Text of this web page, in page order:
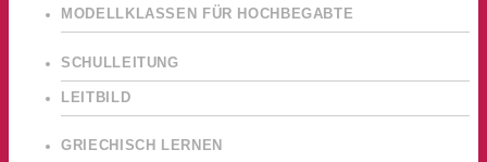
MODELLKLASSEN FÜR HOCHBEGABTE
SCHULLEITUNG
LEITBILD
GRIECHISCH LERNEN